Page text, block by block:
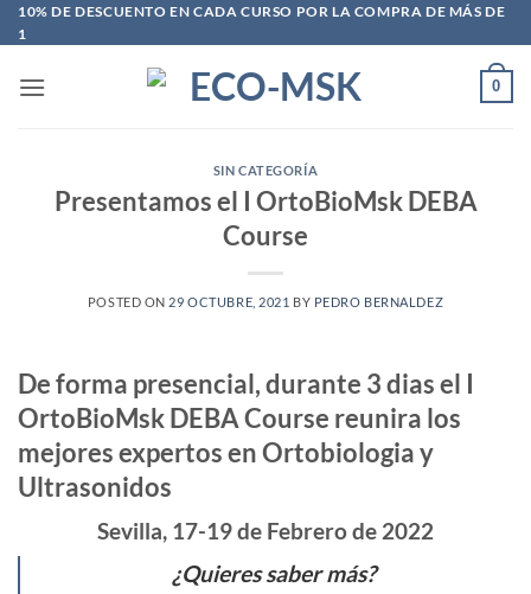
Saltar
al
10% DE DESCUENTO EN CADA CURSO POR LA COMPRA DE MÁS DE
1
0
SIN CATEGORÍA
Presentamos el I OrtoBioMsk DEBA
Course
POSTED ON 29 OCTUBRE, 2021 BY PEDRO BERNALDEZ
De forma presencial, durante 3 dias el I
OrtoBioMsk DEBA Course reunira los
mejores expertos en Ortobiologia y
Ultrasonidos
Sevilla, 17-19 de Febrero de 2022
¿Quieres saber más?